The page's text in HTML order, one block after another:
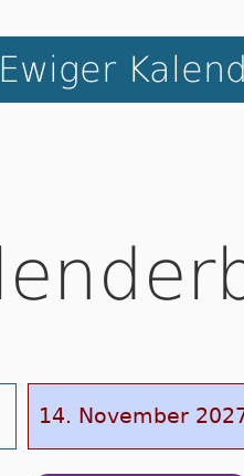
Ewiger
14. November